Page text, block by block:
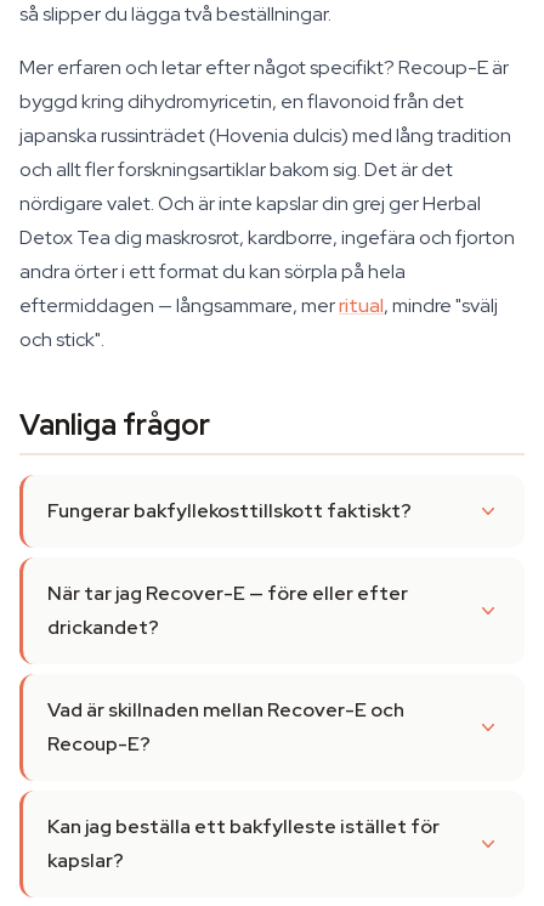
så slipper du lägga två beställningar.
Mer erfaren och letar efter något specifikt? Recoup-E är
byggd kring dihydromyricetin, en flavonoid från det
japanska russinträdet (Hovenia dulcis) med lång tradition
och allt fler forskningsartiklar bakom sig. Det är det
nördigare valet. Och är inte kapslar din grej ger Herbal
Detox Tea dig maskrosrot, kardborre, ingefära och fjorton
andra örter i ett format du kan sörpla på hela
eftermiddagen — långsammare, merritual, mindre "svälj
och stick".
Vanliga frågor
Fungerar bakfyllekosttillskott faktiskt?
När tar jag Recover-E — före eller efter
drickandet?
Vad är skillnaden mellan Recover-E och
Recoup-E?
Kan jag beställa ett bakfylleste istället för
kapslar?